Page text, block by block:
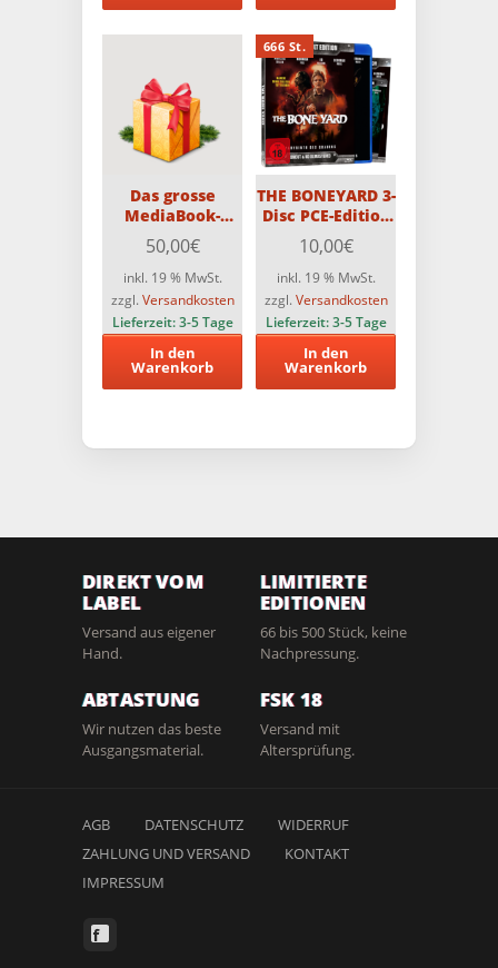
Das grosse
MediaBook-
Weihnachts-
Überraschungspaket
mit 6
MediaBooks
(Teilweise FSK18)
+ eine tolle
Überraschung
50,00€
inkl. 19 % MwSt.
zzgl. Versandkosten
Lieferzeit:3-5 Tage
In den
Warenkorb
666 St.
THE BONEYARD 3-
Disc PCE-Edition
im Schuber (1 x
Blu-ray, 2 x DVD)
Limitiert auf 666
Stück
10,00€
inkl. 19 % MwSt.
zzgl. Versandkosten
Lieferzeit:3-5 Tage
In den
Warenkorb
DIREKT VOM
LABEL
Versand aus eigener
Hand.
LIMITIERTE
EDITIONEN
66 bis 500 Stück, keine
Nachpressung.
ABTASTUNG
Wir nutzen das beste
Ausgangsmaterial.
FSK 18
Versand mit
Altersprüfung.
AGB DATENSCHUTZ
WIDERRUF
ZAHLUNG UND VERSAND
KONTAKT
IMPRESSUM